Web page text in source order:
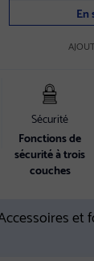
En
Sécurité
Fonctions de
sécurité à trois
couches
et